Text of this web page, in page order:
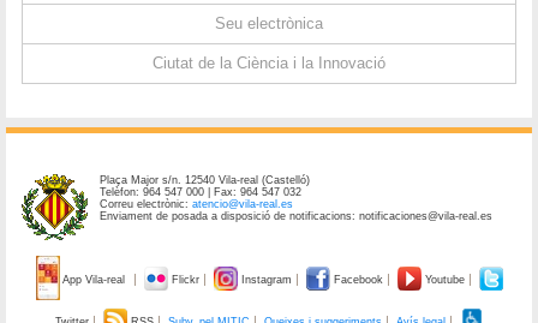
Seu electrònica
Ciutat de la Ciència i la Innovació
Plaça Major s/n. 12540 Vila-real (Castelló)
Telèfon: 964 547 000 | Fax: 964 547 032
Correu electrònic:atencio@vila-real.es
Enviament de posada a disposició de notificacions: notificaciones@vila-real.es
App Vila-real Flickr Instagram Facebook Youtube